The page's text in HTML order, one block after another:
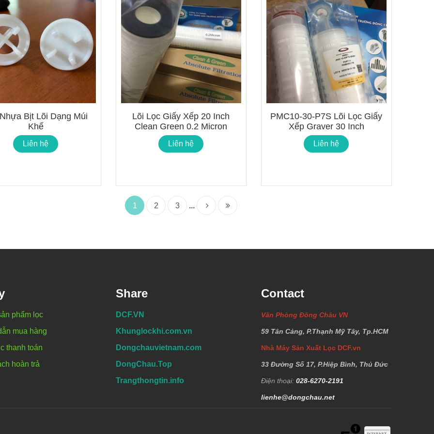
Bịt Lõi Dạng Múi
Khế
Liên hệ
Lõi Lọc Giấy Xếp 20 Inch
Clean Green 0.2 Micron
Liên hệ
PMC10-30-P7S Lõi Lọc Giấy
Xếp Graver 30 Inch
Liên hệ
1 2 3 ...
phẩm lọc
mua hàng
thanh toán
hoàn trả
Share
DCF.VN
Khunglockhi.com.vn
Dongchauvietnam.com
DongChau.Top
Trangthongtin.info
Contact
Văn Phòng Đông Châu VN
59 Tân Cảng, P.Thạnh Mỹ Tây, Tp.HCM
Nhà Máy Sản Xuất Lọc DCF.vn
33 Đường Số 17, P.Hiệp Bình, Thủ Đức
Điện thoại: 028-6270-2191
lienhe@dongchau.net